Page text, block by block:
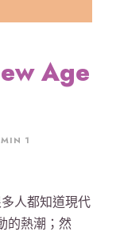
Age
1
人都知道現代
的熱潮；然